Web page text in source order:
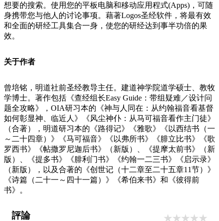
想要的搜索。使用您的平板电脑和移动应用程式(Apps)，可随
身携带您与他人的讨论事项。藉著Logos圣经软件，将最有效
和全面的研经工具集合一身，使您的研经达到事半功倍的果
效。
关于作者
曾培铭，明道社前圣经教导主任。建道神学院道学硕士、教牧
学博士。著作包括《查经组长Easy Guide：带组疑难／设计问
题全攻略》，OIA研习本的《神与人同在：从约翰福音看基督
如何彰显神、临近人》《风尘神仆：从马可福音看作主门徒》
（合著），明道研习本的《路得记》《雅歌》《以西结书（一
～二十四章）》《马可福音》《以弗所书》《腓立比书》《歌
罗西书》《帖撒罗尼迦后书》（新版）、《提摩太前书》（新
版）、《提多书》《腓利门书》《约翰一二三书》《启示录》
（新版），以及合著的《创世记（十二章至二十五章11节）》
《诗篇（二十一～四十一篇）》《希伯来书》和《彼得前
书》。
評論